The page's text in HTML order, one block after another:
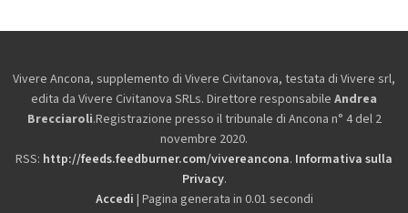
Vivere Ancona, supplemento di Vivere Civitanova, testata di Vivere srl,
edita da Vivere Civitanova SRLs. Direttore responsabile Andrea
Brecciaroli.Registrazione presso il tribunale di Ancona n° 4 del 2
novembre 2020.
RSS: http://feeds.feedburner.com/vivereancona. Informativa sulla
Privacy.
Accedi | Pagina generata in 0.01 secondi